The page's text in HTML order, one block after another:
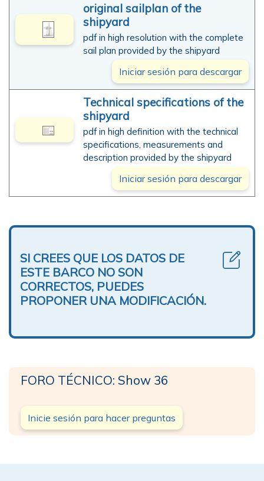
original sailplan of the
shipyard
pdf in high resolution with the complete
sail plan provided by the shipyard
Iniciar sesión para descargar
Technical specifications of the
shipyard
pdf in high definition with the technical
specifications, measurements and
description provided by the shipyard
Iniciar sesión para descargar
SI CREES QUE LOS DATOS DE
ESTE BARCO NO SON
CORRECTOS, PUEDES
PROPONER UNA MODIFICACIÓN.
FORO TÉCNICO: Show 36
Inicie sesión para hacer preguntas